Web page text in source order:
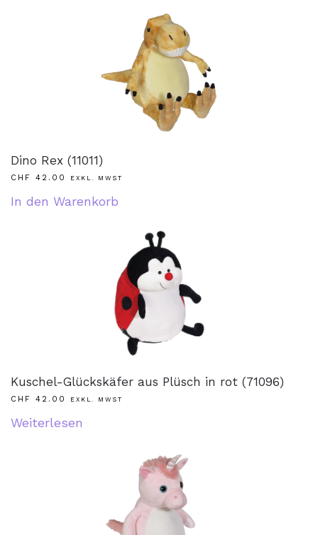
Dino Rex (11011)
CHF 42.00 EXKL. MWST
In den Warenkorb
Kuschel-Glückskäfer aus Plüsch in rot (71096)
CHF 42.00 EXKL. MWST
Weiterlesen